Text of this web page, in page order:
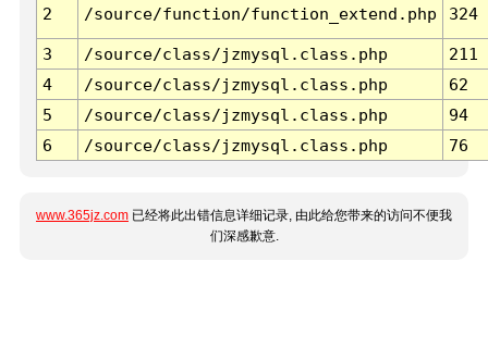
2 /source/function/function_extend.php 324
3 /source/class/jzmysql.class.php
211
4
/source/class/jzmysql.class.php
62
5
/source/class/jzmysql.class.php
94
6
/source/class/jzmysql.class.php 76
www.365jz.com 已经将此出错信息详细记录, 由此给您带来的访问不便我
们深感歉意.